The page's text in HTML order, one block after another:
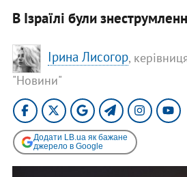
В Ізраїлі були
Ірина Лисогор,
"Новини"
Додати LB.ua як бажане
джерело в Google